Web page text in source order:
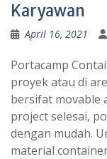
Karyawan
April 16, 2021
Portacamp
proyek atau di
bersifat movable
project selesai,
dengan mudah.
material